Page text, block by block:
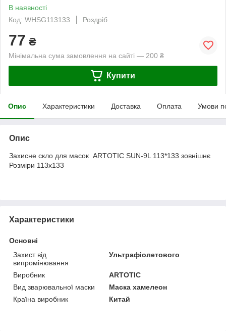
В наявності
Код: WHSG113133
Роздріб
77 ₴
Мінімальна сума замовлення на сайті — 200 ₴
Купити
Опис Характеристики Доставка Оплата Умови
Опис
Захисне скло для масок ARTOTIC SUN-9L 113*133 зовнішнє
Розміри 113х133
Характеристики
Основні
Захист від
випромінювання
Ультрафіолетового
Виробник
ARTOTIC
Вид зварювальної маски
Маска хамелеон
Країна виробник
Китай